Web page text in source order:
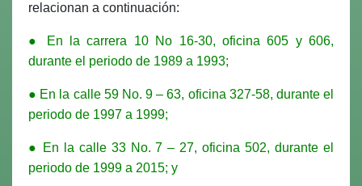
relacionan a continuación:
● En la carrera 10 No 16-30, oficina 605 y 606,
durante el periodo de 1989 a 1993;
● En la calle 59 No. 9 – 63, oficina 327-58, durante el
periodo de 1997 a 1999;
● En la calle 33 No. 7 – 27, oficina 502, durante el
periodo de 1999 a 2015; y